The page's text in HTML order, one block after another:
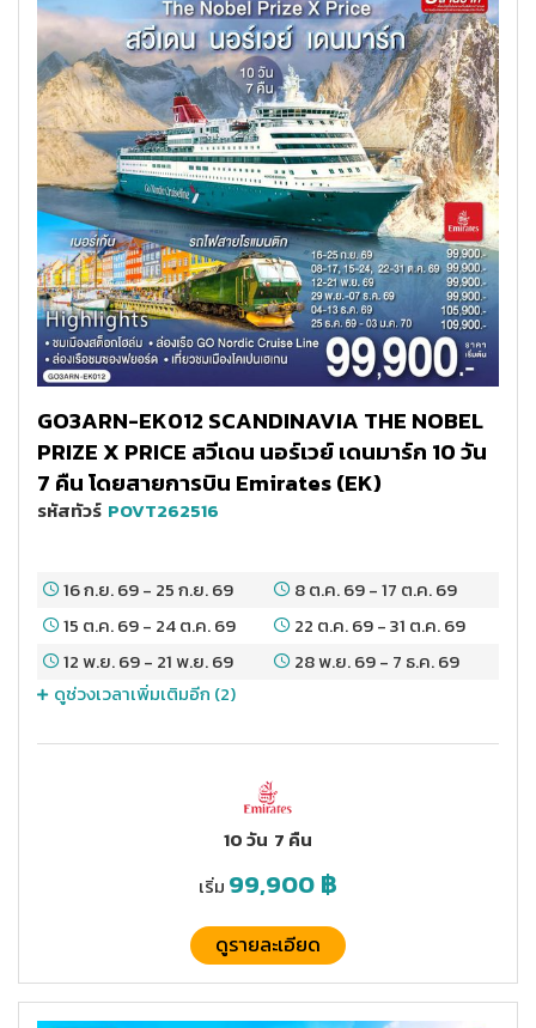
GO3ARN-EK012 SCANDINAVIA THE NOBEL
PRIZE X PRICE สวีเดน นอร์เวย์ เดนมาร์ก 10 วัน
7 คืน โดยสายการบิน Emirates (EK)
รหัสทัวร์ POVT262516
16 ก.ย. 69- 25 ก.ย. 69 8 ต.ค. 69-17 ต.ค. 69
15 ต.ค. 69- 24 ต.ค. 69 22 ต.ค. 69-31 ต.ค. 69
12 พ.ย. 69- 21 พ.ย. 69 28 พ.ย. 69- 7 ธ.ค. 69
ดูช่วงเวลาเพิ่มเติมอีก (2)
10 วัน 7 คืน
เริ่ม 99,900฿
ดูรายละเอียด